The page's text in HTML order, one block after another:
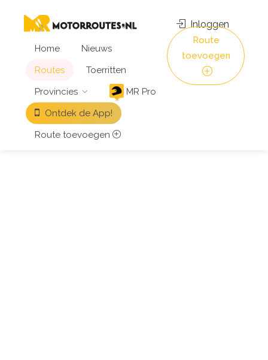
Home
Nieuws
Routes
Toerritten
Provincies
MR Pro
Ontdek de App!
Route toevoegen
Inloggen
Route
toevoegen